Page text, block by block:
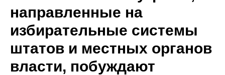
направленные на
избирательные системы
штатов и местных органов
власти, побуждают